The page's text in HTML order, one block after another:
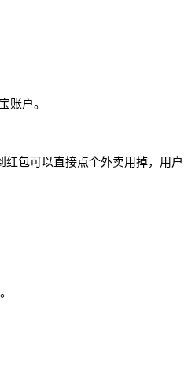
账户。
包可以直接点个外卖用掉，用户